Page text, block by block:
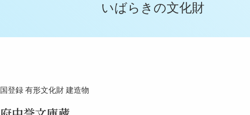
いばらきの文化財
国登録 有形文化財 建造物